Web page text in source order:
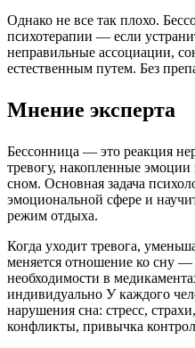
Однако не все так плохо.
психотерапии — если
неправильные ассоциации,
естественным путем. Без
Мнение эксперта
Бессонница — это реакция
тревогу, накопленные
сном. Основная задача
эмоциональной сфере и
режим отдыха.
Когда уходит тревога,
меняется отношение ко сну —
необходимости в
индивидуально У каждого
нарушения сна: стресс,
конфликты, привычка